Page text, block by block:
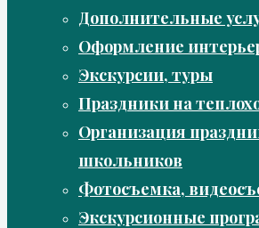
Дополнительные
Оформление
Экскурсии, туры
Праздники на
Организация
школьников
Фотосъемка,
Экскурсионные